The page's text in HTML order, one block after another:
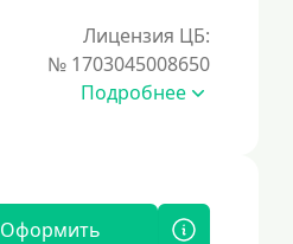
Лицензия ЦБ:
№ 1703045008650
Подробнее
Оформить